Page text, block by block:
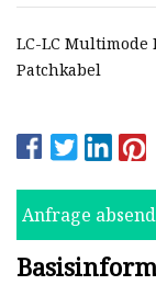
LC-LC Multimode
Patchkabel
Anfrage